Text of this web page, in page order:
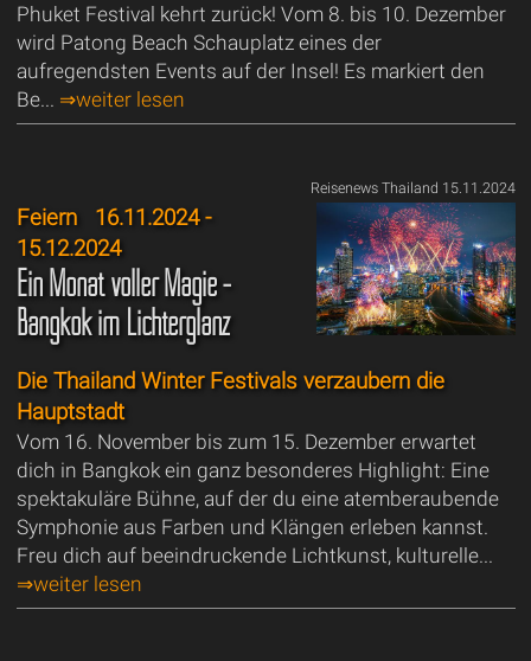
Phuket Festival kehrt zurück! Vom 8. bis 10. Dezember
wird Patong Beach Schauplatz eines der
aufregendsten Events auf der Insel! Es markiert den
Be... ⇒weiter lesen
Reisenews Thailand 15.11.2024
Feiern16.11.2024 -
15.12.2024
Ein Monat voller Magie -
Bangkok im Lichterglanz
Die Thailand Winter Festivals verzaubern die
Hauptstadt
Vom 16. November bis zum 15. Dezember erwartet
dich in Bangkok ein ganz besonderes Highlight: Eine
spektakuläre Bühne, auf der du eine atemberaubende
Symphonie aus Farben und Klängen erleben kannst.
Freu dich auf beeindruckende Lichtkunst, kulturelle...
⇒weiter lesen